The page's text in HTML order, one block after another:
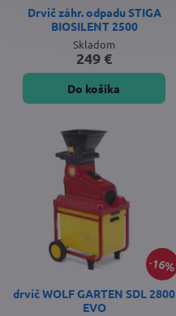
Drvič záhr. odpadu STIGA
BIOSILENT 2500
Skladom
249 €
Do košíka
16%
drvič WOLF GARTEN SDL 2800
EVO